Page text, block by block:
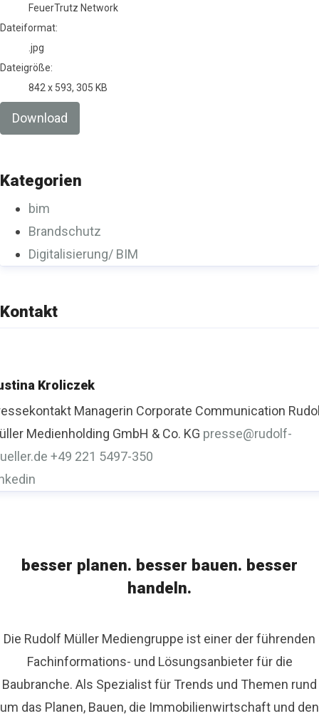
FeuerTrutz Network
Dateiformat:
.jpg
Dateigröße:
842 x 593, 305 KB
Download
Kategorien
bim
Brandschutz
Digitalisierung/ BIM
Kontakt
Kroliczek
Managerin Corporate Communication
Medienholding GmbH & Co. KG presse@rudolf-
+49 221 5497-350
besser planen. besser bauen. besser
handeln.
Die Rudolf Müller Mediengruppe ist einer der führenden
Fachinformations- und Lösungsanbieter für die
Baubranche. Als Spezialist für Trends und Themen rund
um das Planen, Bauen, die Immobilienwirtschaft und den